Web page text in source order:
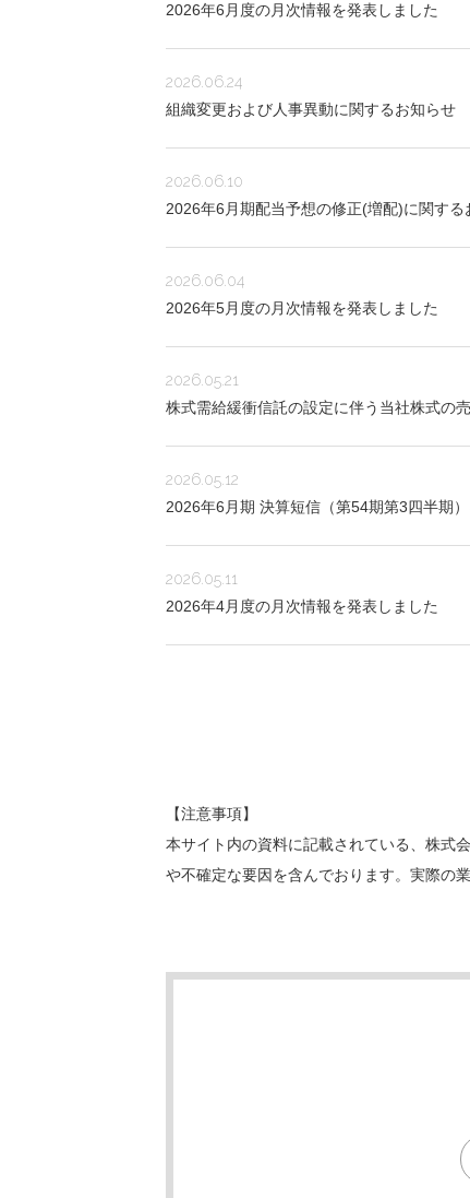
2026年6月度の月次情報を発表しました
2026.06.24
組織変更および人事異動に関するお知らせ
2026.06.10
2026年6月期配当予想の修正(増配)に関する
2026.06.04
2026年5月度の月次情報を発表しました
2026.05.21
株式需給緩衝信託の設定に伴う当社株式の
2026.05.12
2026年6月期 決算短信（第54期第3四半期
2026.05.11
2026年4月度の月次情報を発表しました
【注意事項】
本サイト内の資料に記載されている、株式
や不確定な要因を含んでおります。実際の